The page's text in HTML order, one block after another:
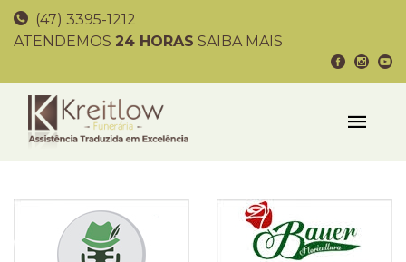
(47) 3395-1212
ATENDEMOS 24 HORAS SAIBA MAIS